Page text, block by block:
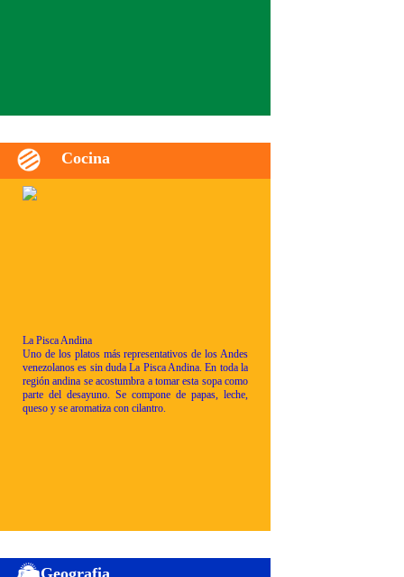
Cocina
La Pisca Andina
Uno de los platos más representativos de los Andes
venezolanos es sin duda La Pisca Andina. En toda la
región andina se acostumbra a tomar esta sopa como
parte del desayuno. Se compone de papas, leche,
queso y se aromatiza con cilantro.
Geografia